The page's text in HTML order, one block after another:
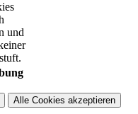
und
Alle Cookies akzeptieren